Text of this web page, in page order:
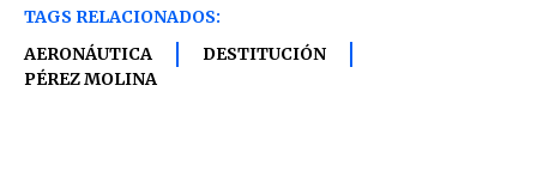
TAGS RELACIONADOS:
AERONÁUTICA
DESTITUCIÓN
PÉREZ MOLINA